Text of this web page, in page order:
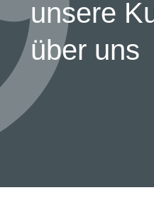
unsere
über uns